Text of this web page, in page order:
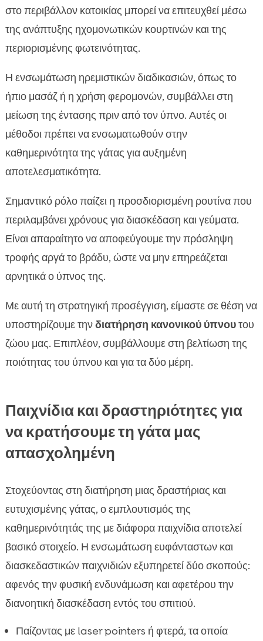
στο περιβάλλον κατοικίας μπορεί να επιτευχθεί μέσω
της ανάπτυξης ηχομονωτικών κουρτινών και της
περιορισμένης φωτεινότητας.
Η ενσωμάτωση ηρεμιστικών διαδικασιών, όπως το
ήπιο μασάζ ή η χρήση φερομονών, συμβάλλει στη
μείωση της έντασης πριν από τον ύπνο. Αυτές οι
μέθοδοι πρέπει να ενσωματωθούν στην
καθημερινότητα της γάτας για αυξημένη
αποτελεσματικότητα.
Σημαντικό ρόλο παίζει η προσδιορισμένη ρουτίνα που
περιλαμβάνει χρόνους για διασκέδαση και γεύματα.
Είναι απαραίτητο να αποφεύγουμε την πρόσληψη
τροφής αργά το βράδυ, ώστε να μην επηρεάζεται
αρνητικά ο ύπνος της.
Με αυτή τη στρατηγική προσέγγιση, είμαστε σε θέση να
υποστηρίζουμε τηνδιατήρηση κανονικού ύπνουτου
ζώου μας. Επιπλέον, συμβάλλουμε στη βελτίωση της
ποιότητας του ύπνου και για τα δύο μέρη.
Παιχνίδια και δραστηριότητες για
να κρατήσουμε τη γάτα μας
απασχολημένη
Στοχεύοντας στη διατήρηση μιας δραστήριας και
ευτυχισμένης γάτας, ο εμπλουτισμός της
καθημερινότητάς της με διάφορα παιχνίδια αποτελεί
βασικό στοιχείο. Η ενσωμάτωση ευφάνταστων και
διασκεδαστικών παιχνιδιών εξυπηρετεί δύο σκοπούς:
αφενός την φυσική ενδυνάμωση και αφετέρου την
διανοητική διασκέδαση εντός του σπιτιού.
Παίζοντας με laser pointers ή φτερά, τα οποία